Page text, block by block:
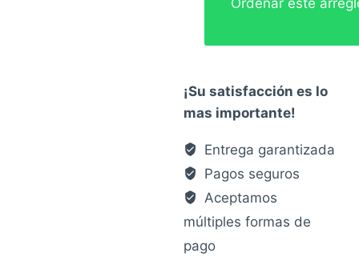
Ordenar este
¡Su satisfacción es lo
mas importante!
Entrega garantizada
Pagos seguros
Aceptamos
múltiples formas de
pago